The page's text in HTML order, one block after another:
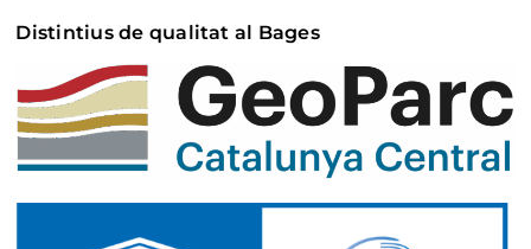
Distintius de qualitat al Bages